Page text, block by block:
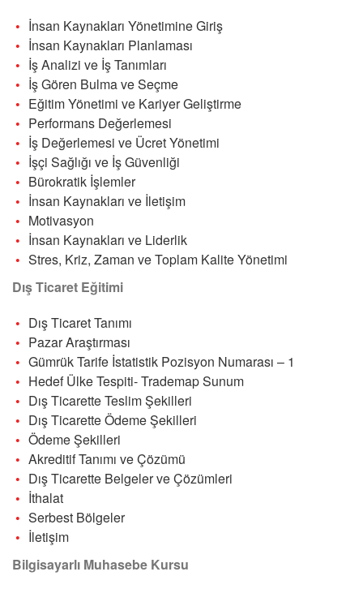
İnsan Kaynakları Yönetimine Giriş
İnsan Kaynakları Planlaması
İş Analizi ve İş Tanımları
İş Gören Bulma ve Seçme
Eğitim Yönetimi ve Kariyer Geliştirme
Performans Değerlemesi
İş Değerlemesi ve Ücret Yönetimi
İşçi Sağlığı ve İş Güvenliği
Bürokratik İşlemler
İnsan Kaynakları ve İletişim
Motivasyon
İnsan Kaynakları ve Liderlik
Stres, Kriz, Zaman ve Toplam Kalite Yönetimi
Dış Ticaret Eğitimi
Dış Ticaret Tanımı
Pazar Araştırması
Gümrük Tarife İstatistik Pozisyon Numarası – 1
Hedef Ülke Tespiti- Trademap Sunum
Dış Ticarette Teslim Şekilleri
Dış Ticarette Ödeme Şekilleri
Ödeme Şekilleri
Akreditif Tanımı ve Çözümü
Dış Ticarette Belgeler ve Çözümleri
İthalat
Serbest Bölgeler
İletişim
Bilgisayarlı Muhasebe Kursu